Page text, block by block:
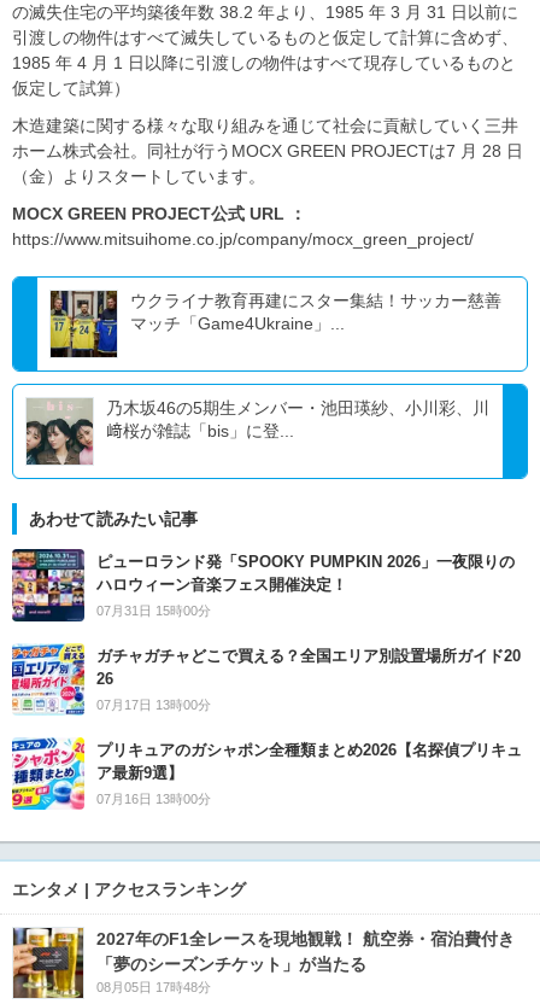
の滅失住宅の平均築後年数 38.2 年より、1985 年 3 月 31 日以前に
引渡しの物件はすべて滅失しているものと仮定して計算に含めず、
1985 年 4 月 1 日以降に引渡しの物件はすべて現存しているものと
仮定して試算）
木造建築に関する様々な取り組みを通じて社会に貢献していく三井
ホーム株式会社。同社が行うMOCX GREEN PROJECTは7 月 28 日
（金）よりスタートしています。
MOCX GREEN PROJECT公式 URL
：
https://www.mitsuihome.co.jp/company/mocx_green_project/
ウクライナ教育再建にスター集結！サッカー慈善
マッチ「Game4Ukraine」...
乃木坂46の5期生メンバー・池田瑛紗、小川彩、川
﨑桜が雑誌「bis」に登...
あわせて読みたい記事
ピューロランド発「SPOOKY PUMPKIN 2026」一夜限りの
ハロウィーン音楽フェス開催決定！
07月31日 15時00分
ガチャガチャどこで買える？全国エリア別設置場所ガイド20
26
07月17日 13時00分
プリキュアのガシャポン全種類まとめ2026【名探偵プリキュ
ア最新9選】
07月16日 13時00分
エンタメ | アクセスランキング
2027年のF1全レースを現地観戦！ 航空券・宿泊費付き
「夢のシーズンチケット」が当たる
08月05日 17時48分